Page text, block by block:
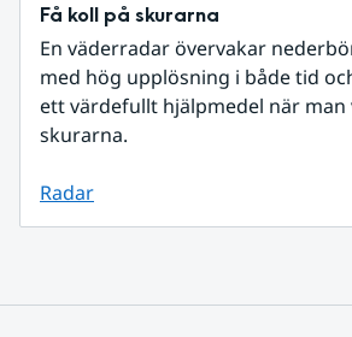
Få koll på skurarna
En väderradar övervakar
med hög upplösning i både tid
ett värdefullt hjälpmedel när man
skurarna.
Radar